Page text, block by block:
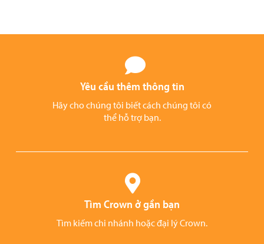
Yêu cầu thêm thông tin
Hãy cho chúng tôi biết cách chúng tôi có
thể hỗ trợ bạn.
Tìm Crown ở gần bạn
Tìm kiếm chi nhánh hoặc đại lý Crown.